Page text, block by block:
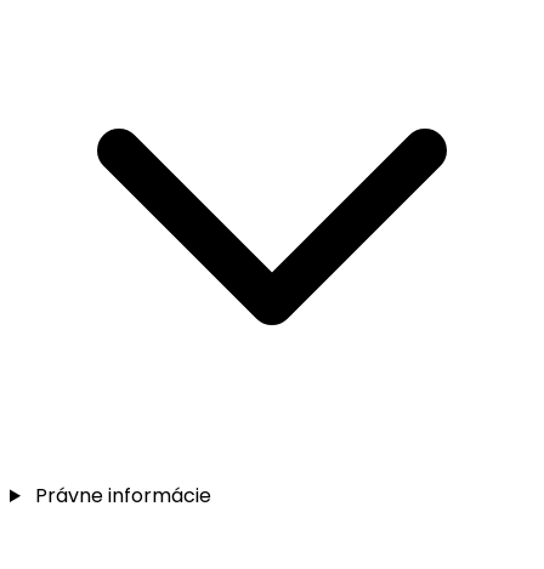
Právne informácie